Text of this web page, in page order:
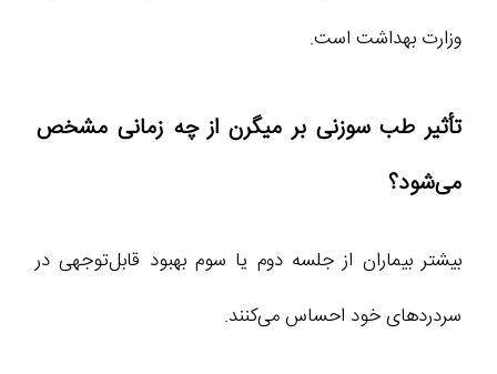
وزارت بهداشت است.
تأثیر طب سوزنی بر میگرن از چه زمانی مشخص
می‌شود؟
بیشتر بیماران از جلسه دوم یا سوم بهبود قابل‌توجهی در
سردردهای خود احساس می‌کنند.